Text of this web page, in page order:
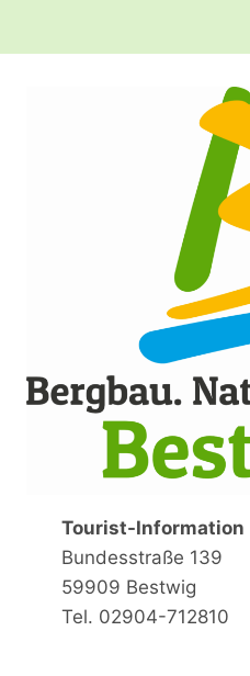
Tourist-Information
Bundesstraße 139
59909 Bestwig
Tel. 02904-712810